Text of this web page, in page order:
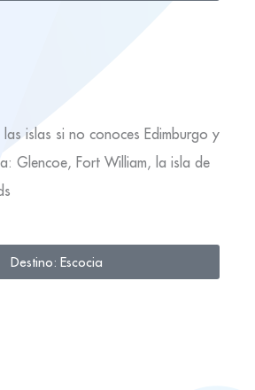
islas si no conoces Edimburgo y
Glencoe, Fort William, la isla de
Destino: Escocia